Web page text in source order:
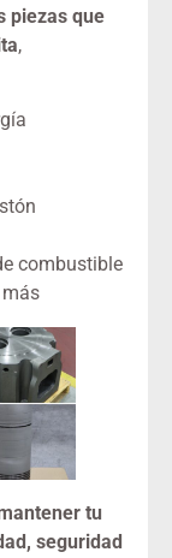
piezas que
,
combustible
tu
seguridad